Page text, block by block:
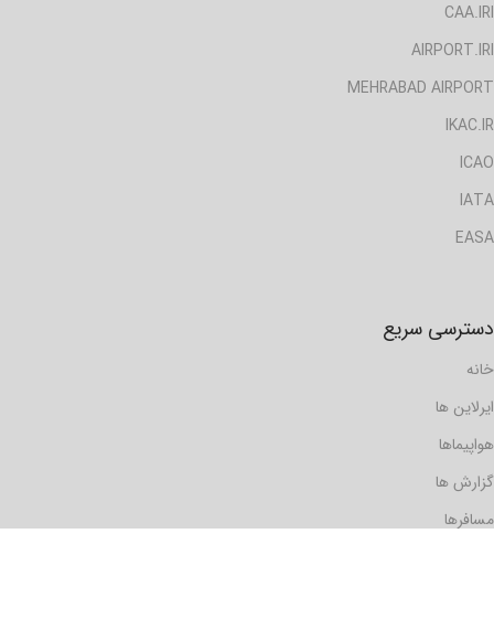
CAA.IRI
AIRPORT.IRI
MEHRABAD AIRPORT
IKAC.IR
ICAO
IATA
EASA
دسترسی سریع
خانه
ایرلاین ها
هواپیماها
گزارش ها
مسافرها